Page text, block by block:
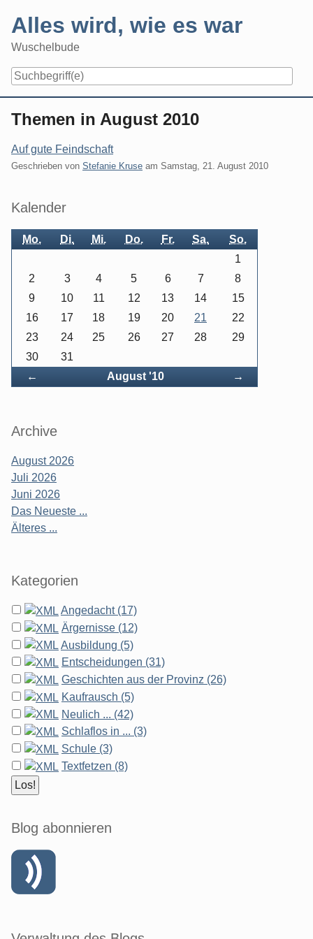
content
Alles wird, wie es war
Wuschelbude
Themen in August 2010
Auf gute Feindschaft
Geschrieben von Stefanie Kruse am Samstag, 21. August 2010
Seitenleiste
Kalender
Mo. Di. Mi. Do. Fr. Sa. So.
← August '10 Vorwärts
→
1
2
3 4 5 6 7
8
9
10 11 12 13 14
15
16
17 18 19 20 21
22
23
24 25 26 27 28
29
30
31
Archive
August 2026
Juli 2026
Juni 2026
Das Neueste ...
Älteres ...
Kategorien
Angedacht (17)
Ärgernisse (12)
Ausbildung (5)
Entscheidungen (31)
Geschichten aus der Provinz (26)
Kaufrausch (5)
Neulich ... (42)
Schlaflos in ... (3)
Schule (3)
Textfetzen (8)
Blog abonnieren